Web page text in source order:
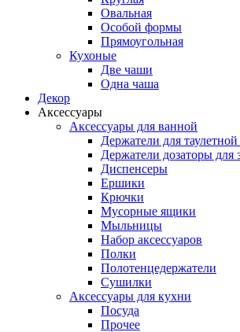
Овальная
Особой формы
Прямоугольная
Кухоные
Две чаши
Одна чаша
Декор
Аксессуары
Аксессуары для ванной
Держатели для
Держатели дозаторы для
Диспенсеры
Ершики
Крючки
Мусорные ящики
Мыльницы
Набор аксессуаров
Полки
Полотенцедержатели
Сушилки
Аксессуары для кухни
Посуда
Прочее